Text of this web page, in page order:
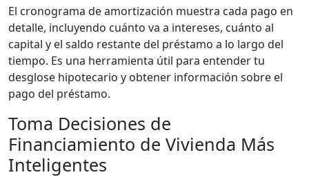
El cronograma de amortización muestra cada pago en
detalle, incluyendo cuánto va a intereses, cuánto al
capital y el saldo restante del préstamo a lo largo del
tiempo. Es una herramienta útil para entender tu
desglose hipotecario y obtener información sobre el
pago del préstamo.
Toma Decisiones de
Financiamiento de Vivienda Más
Inteligentes